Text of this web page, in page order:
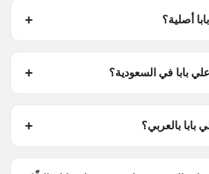
أصلية؟
بابا في السعودية؟
بالعربي؟